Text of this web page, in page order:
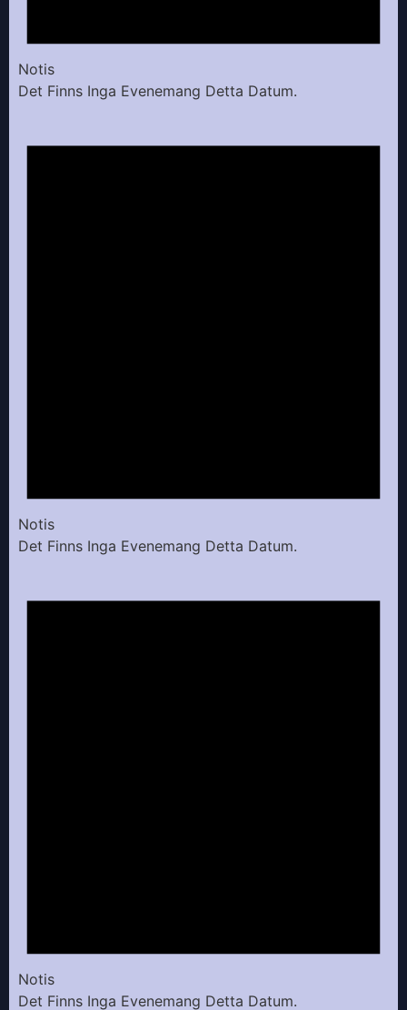
Notis
Det Finns Inga Evenemang Detta Datum.
Notis
Det Finns Inga Evenemang Detta Datum.
Notis
Det Finns Inga Evenemang Detta Datum.